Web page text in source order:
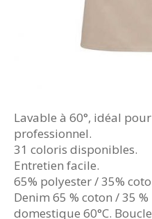
Lavable à 60°, idéal
professionnel.
31 coloris disponibles.
Entretien facile.
65% polyester / 35%
Denim 65 % coton / 35
domestique 60°C.